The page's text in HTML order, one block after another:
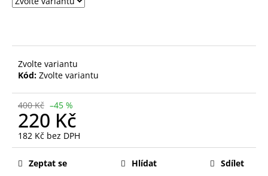
Zvolte variantu
Kód: Zvolte variantu
400 Kč –45 %
220 Kč
182 Kč bez DPH
Měrná
Zeptat se Hlídat Sdílet